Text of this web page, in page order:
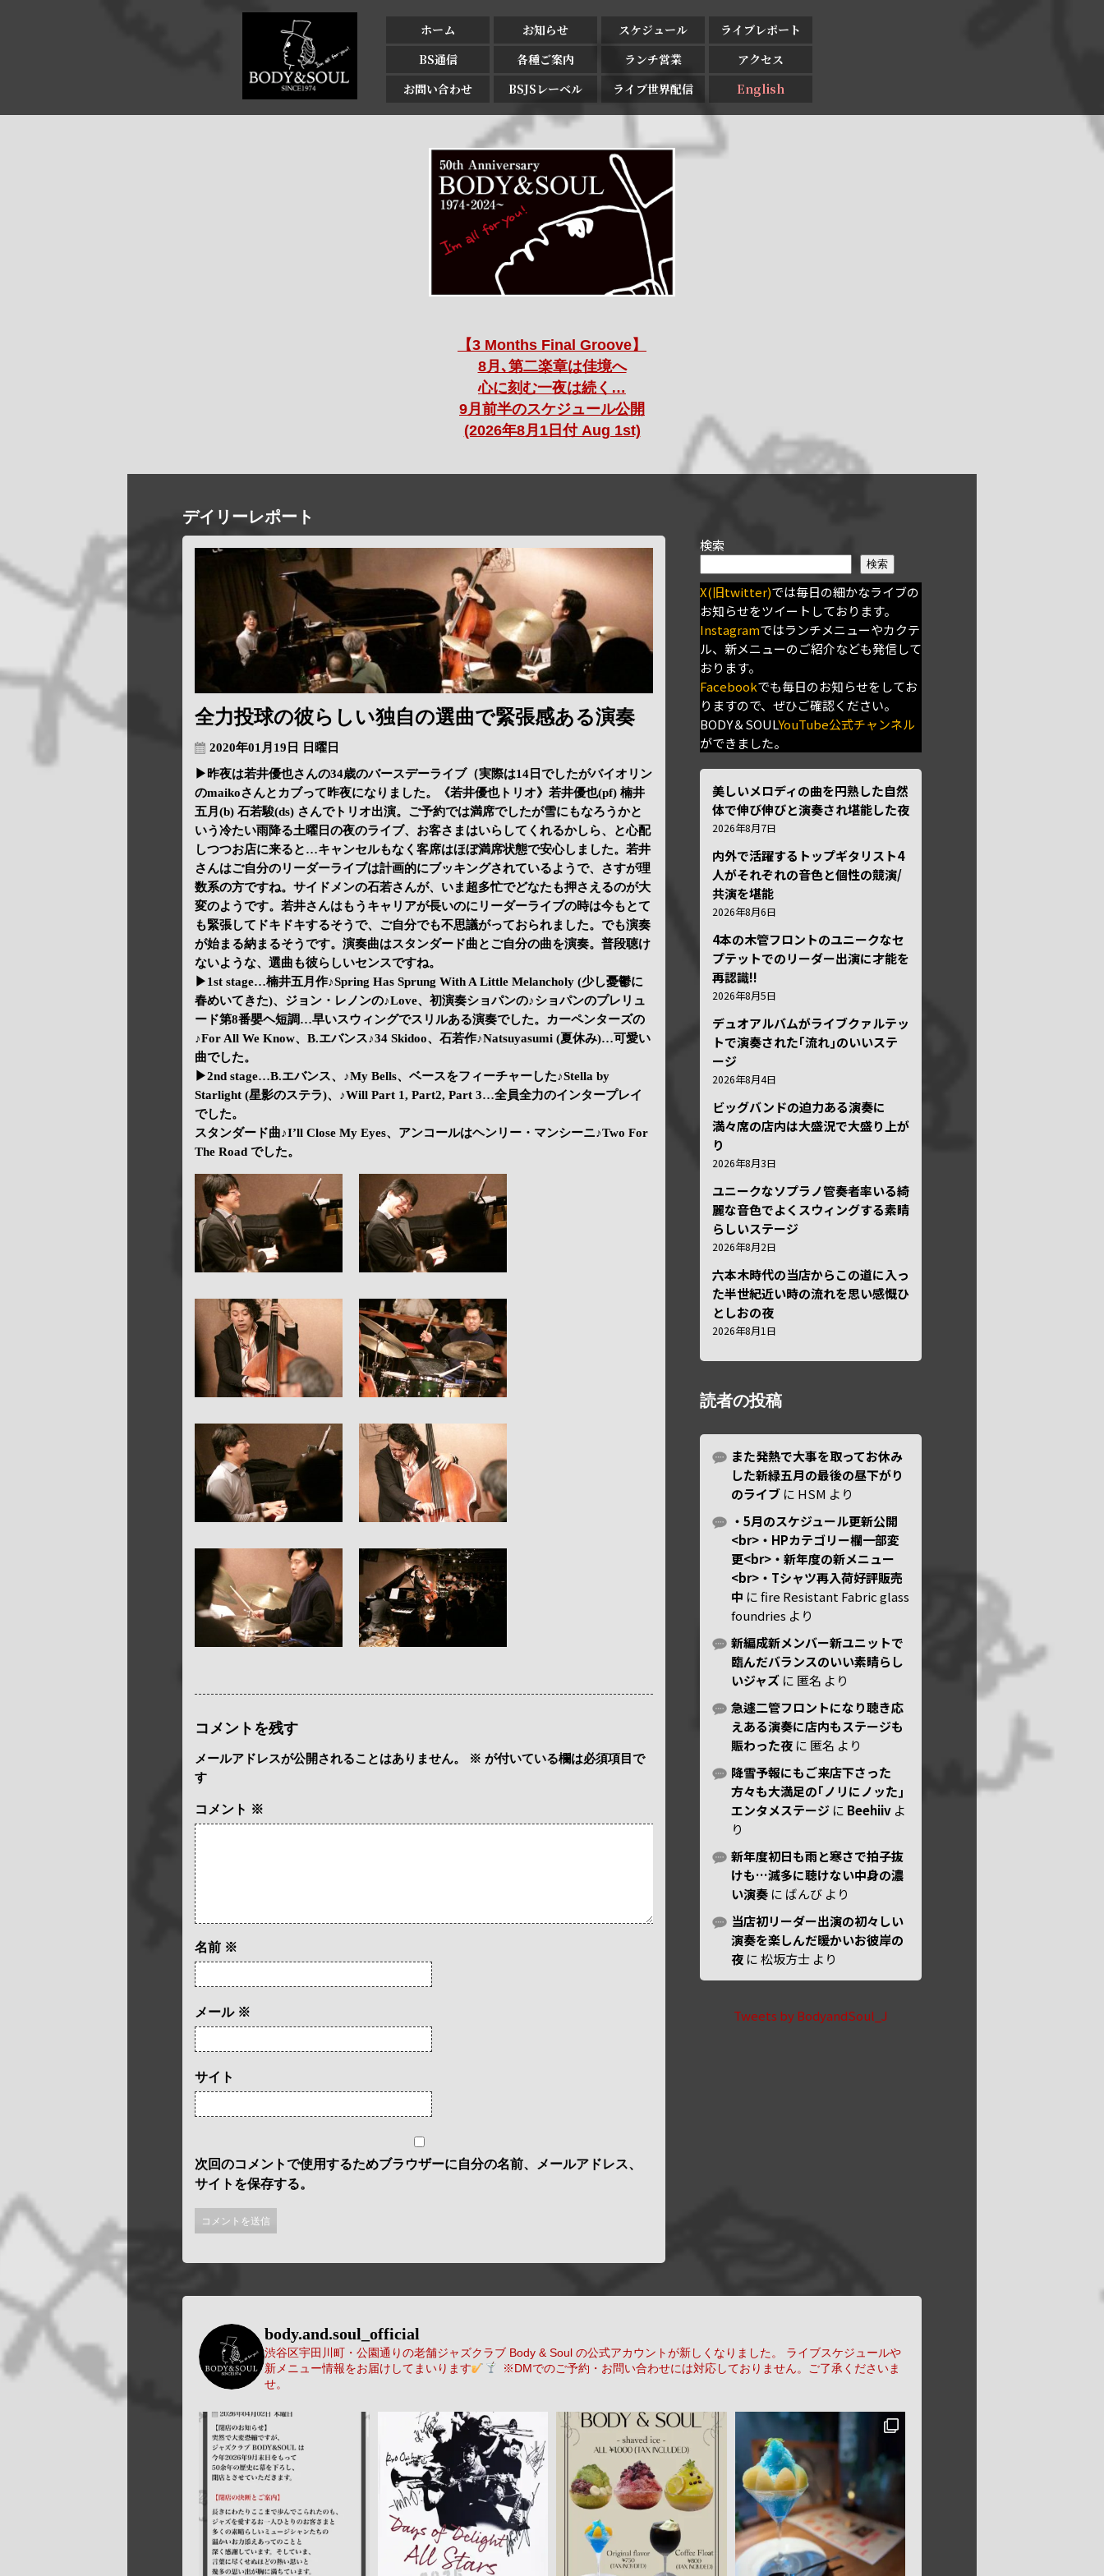
ホーム お知らせ スケジュール
ライブレポート
BS通信
各種ご案内 ランチ営業
アクセス
お問い合わせ
BSJSレーベル ライブ世界配信 English
【3 Months Final Groove】
8月､第二楽章は佳境へ
心に刻む一夜は続く…
9月前半のスケジュール公開
(2026年8月1日付 Aug 1st)
デイリーレポート
全力投球の彼らしい独自の選曲で緊張感ある演奏
2020年01月19日 日曜日
▶昨夜は若井優也さんの34歳のバースデーライブ（実際は14日でしたがバイオリン
のmaikoさんとカブって昨夜になりました。《若井優也トリオ》若井優也(pf) 楠井
五月(b) 石若駿(ds) さんでトリオ出演。ご予約では満席でしたが雪にもなろうかと
いう冷たい雨降る土曜日の夜のライブ、お客さまはいらしてくれるかしら、と心配
しつつお店に来ると…キャンセルもなく客席はほぼ満席状態で安心しました。若井
さんはご自分のリーダーライブは計画的にブッキングされているようで、さすが理
数系の方ですね。サイドメンの石若さんが、いま超多忙でどなたも押さえるのが大
変のようです。若井さんはもうキャリアが長いのにリーダーライブの時は今もとて
も緊張してドキドキするそうで、ご自分でも不思議がっておられました。でも演奏
が始まる納まるそうです。演奏曲はスタンダード曲とご自分の曲を演奏。普段聴け
ないような、選曲も彼らしいセンスですね。
▶1st stage…楠井五月作♪Spring Has Sprung With A Little Melancholy (少し憂鬱に
春めいてきた)、ジョン・レノンの♪Love、初演奏ショパンの♪ショパンのプレリュ
ード第8番嬰ヘ短調…早いスウィングでスリルある演奏でした。カーペンターズの
♪For All We Know、B.エバンス♪34 Skidoo、石若作♪Natsuyasumi (夏休み)…可愛い
曲でした。
▶2nd stage…B.エバンス、♪My Bells、ベースをフィーチャーした♪Stella by
Starlight (星影のステラ)、♪Will Part 1, Part2, Part 3…全員全力のインタープレイ
でした。
スタンダード曲♪I’ll Close My Eyes、アンコールはヘンリー・マンシーニ♪Two For
The Road でした。
コメントを残す
メールアドレスが公開されることはありません。 ※ が付いている欄は必須項目で
す
コメント ※
名前 ※
メール ※
サイト
次回のコメントで使用するためブラウザーに自分の名前、メールアドレス、
サイトを保存する。
検索
検索
X(旧twitter)では毎日の細かなライブの
お知らせをツイートしております。
Instagramではランチメニューやカクテ
ル、新メニューのご紹介なども発信して
おります。
Facebookでも毎日のお知らせをしてお
りますので、ぜひご確認ください。
BODY＆SOULYouTube公式チャンネル
ができました。
美しいメロディの曲を円熟した自然
体で伸び伸びと演奏され堪能した夜
2026年8月7日
内外で活躍するトップギタリスト4
人がそれぞれの音色と個性の競演/
共演を堪能
2026年8月6日
4本の木管フロントのユニークなセ
プテットでのリーダー出演に才能を
再認識!!
2026年8月5日
デュオアルバムがライブクァルテッ
トで演奏された｢流れ｣のいいステ
ージ
2026年8月4日
ビッグバンドの迫力ある演奏に
満々席の店内は大盛況で大盛り上が
り
2026年8月3日
ユニークなソプラノ管奏者率いる綺
麗な音色でよくスウィングする素晴
らしいステージ
2026年8月2日
六本木時代の当店からこの道に入っ
た半世紀近い時の流れを思い感慨ひ
としおの夜
2026年8月1日
読者の投稿
また発熱で大事を取ってお休み
した新緑五月の最後の昼下がり
のライブ に HSM より
・5月のスケジュール更新公開
<br>・HPカテゴリー欄一部変
更<br>・新年度の新メニュー
<br>・Tシャツ再入荷好評販売
中 にfire Resistant Fabric glass
foundries より
新編成新メンバー新ユニットで
臨んだバランスのいい素晴らし
いジャズ に 匿名 より
急遽二管フロントになり聴き応
えある演奏に店内もステージも
賑わった夜 に 匿名 より
降雪予報にもご来店下さった
方々も大満足の｢ノリにノッた｣
エンタメステージ に Beehiiv よ
り
新年度初日も雨と寒さで拍子抜
けも…滅多に聴けない中身の濃
い演奏 に ばんび より
当店初リーダー出演の初々しい
演奏を楽しんだ暖かいお彼岸の
夜 に松坂方士 より
Tweets by BodyandSoul_J
body.and.soul_official
渋谷区宇田川町・公園通りの老舗ジャズクラブ Body & Soul の公式アカウントが新しくなりました。
ライブスケジュールや
新メニュー情報をお届けしてまいります
※DMでのご予約・お問い合わせには対応しておりません。ご了承くださいま
せ。